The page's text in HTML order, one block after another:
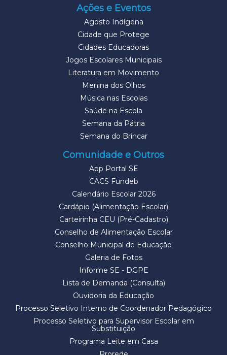
Ações e Eventos
Agosto Indígena
Cidade que Protege
Cidades Educadoras
Jogos Escolares Municipais
Literatura em Movimento
Menina dos Olhos
Música nas Escolas
Saúde na Escola
Semana da Pátria
Semana do Brincar
Comunidade e Outros
App Portal SE
CACS Fundeb
Calendário Escolar 2026
Cardápio (Alimentação Escolar)
Carteirinha CEU (Pré-Cadastro)
Conselho de Alimentação Escolar
Conselho Municipal de Educação
Galeria de Fotos
Informe SE - DGPE
Lista de Demanda (Consulta)
Ouvidoria da Educação
Processo Seletivo Interno de Coordenador Pedagógico
Processo Seletivo para Supervisor Escolar em
Substituição
Programa Leite em Casa